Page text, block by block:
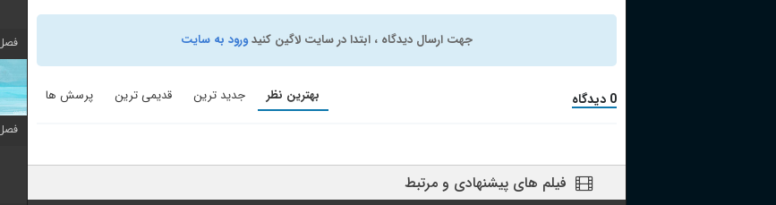
جهت ارسال دیدگاه ، ابتدا در سایت لاگین کنیدورود به سایت
0 دیدگاه بهترین نظر جدید ترین قدیمی ترین پرسش ها
فیلم های پیشنهادی و مرتبط
فصل 1 قسمت 10
فصل 1 قسمت 10